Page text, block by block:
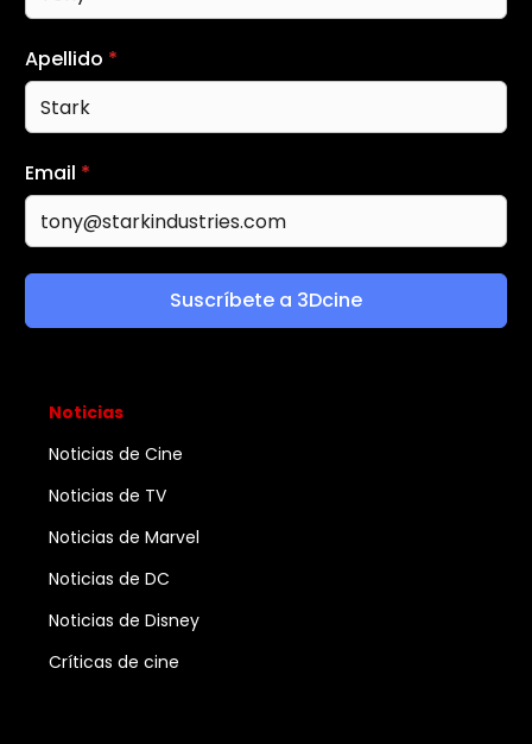
Apellido *
Email *
Suscríbete a 3Dcine
Noticias
Noticias de Cine
Noticias de TV
Noticias de Marvel
Noticias de DC
Noticias de Disney
Críticas de cine